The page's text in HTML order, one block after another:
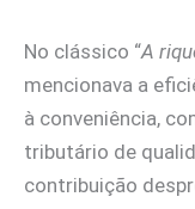
No clássico “A
mencionava a
à conveniência,
tributário de
contribuição